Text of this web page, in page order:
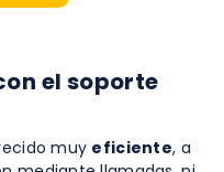
el soporte
muy eficiente, a